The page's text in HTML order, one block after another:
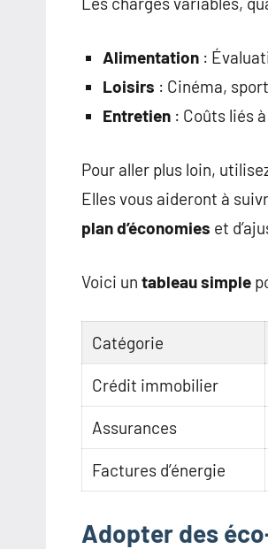
Alimentation :
Loisirs : Cinéma,
Entretien : Coûts liés
Pour aller plus loin,
Elles vous aideront à
plan d’économies et
Voici un tableau simple
Catégorie
Crédit immobilier
Assurances
Factures d’énergie
Adopter des